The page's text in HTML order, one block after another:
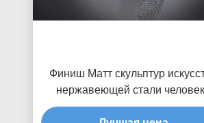
Финиш Матт скульптур
нержавеющей стали
стены 3д домашнего